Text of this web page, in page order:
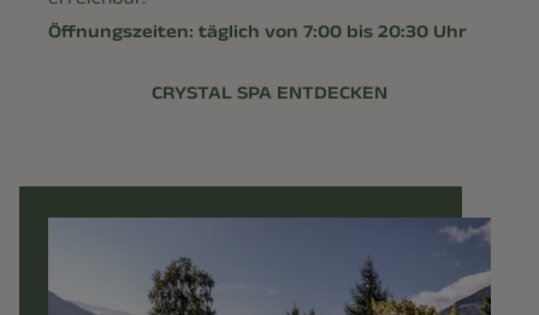
Öffnungszeiten: täglich von 7:00 bis 20:30 Uhr
CRYSTAL SPA ENTDECKEN